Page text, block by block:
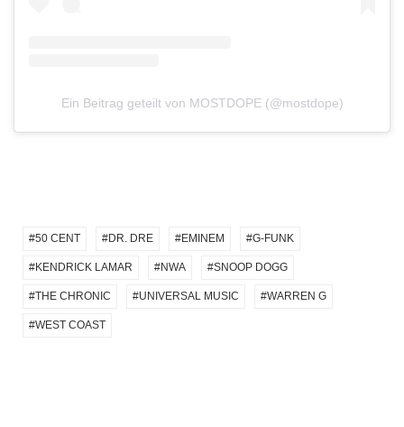
Ein Beitrag geteilt von MOSTDOPE (@mostdope)
50 CENT DR. DRE EMINEM G-FUNK
KENDRICK LAMAR NWA SNOOP DOGG
THE CHRONIC UNIVERSAL MUSIC WARREN G
WEST COAST